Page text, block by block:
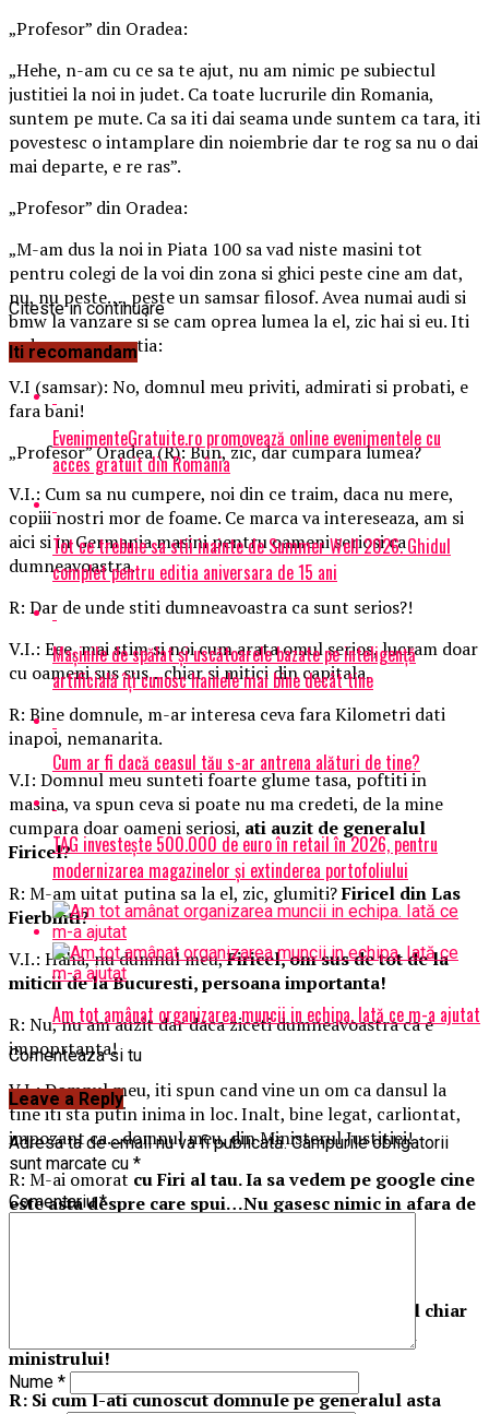
„Profesor” din Oradea:
„Hehe, n-am cu ce sa te ajut, nu am nimic pe subiectul
justitiei la noi in judet. Ca toate lucrurile din Romania,
suntem pe mute. Ca sa iti dai seama unde suntem ca tara, iti
povestesc o intamplare din noiembrie dar te rog sa nu o dai
mai departe, e re ras”.
„Profesor” din Oradea:
„M-am dus la noi in Piata 100 sa vad niste masini tot
pentru colegi de la voi din zona si ghici peste cine am dat,
nu, nu peste…, peste un samsar filosof. Avea numai audi si
bmw la vanzare si se cam oprea lumea la el, zic hai si eu. Iti
redau convesrsatia:
V.I (samsar): No, domnul meu priviti, admirati si probati, e
fara bani!
„Profesor” Oradea (R): Bun, zic, dar cumpara lumea?
V.I.: Cum sa nu cumpere, noi din ce traim, daca nu mere,
copiii nostri mor de foame. Ce marca va intereseaza, am si
aici si in Germania masini pentru oameni seriosi ca
dumneavoastra.
R: Dar de unde stiti dumneavoastra ca sunt serios?!
V.I.: Eee, mai stim si noi cum arata omul serios, lucram doar
cu oameni sus sus…chiar si mitici din capitala.
R: Bine domnule, m-ar interesa ceva fara Kilometri dati
inapoi, nemanarita.
V.I: Domnul meu sunteti foarte glume tasa, poftiti in
masina, va spun ceva si poate nu ma credeti, de la mine
cumpara doar oameni seriosi, ati auzit de generalul
Firicel?
R: M-am uitat putina sa la el, zic, glumiti?Firicel din Las
Fierbinti?
V.I.: Haha, nu dumnul meu,Firicel, om sus de tot de la
miticii de la Bucuresti, persoana importanta!
R: Nu, nu am auzit dar daca ziceti dumneavoastra ca e
impoprtanta!
V.I.: Domnul meu, iti spun cand vine un om ca dansul la
tine iti sta putin inima in loc. Inalt, bine legat, carliontat,
impozant ca…domnul meu, din Ministerul Justitiei!
R: M-ai omorat cu Firi al tau. Ia sa vedem pe google cine
este asta despre care spui…Nu gasesc nimic in afara de
Mi-a cam batut inima, vorba samsarului, omul chiar
este important in Ministerul Justitiei, consilierul
ministrului!
R: Si cum l-ati cunoscut domnule pe generalul asta
Citeste in continuare
Iti recomandam
EvenimenteGratuite.ro promovează online evenimentele cu
acces gratuit din România
Tot ce trebuie sa stii inainte de Summer Well 2026. Ghidul
complet pentru editia aniversara de 15 ani
Mașinile de spălat și uscătoarele bazate pe inteligență
artificială îți cunosc hainele mai bine decât tine
Cum ar fi dacă ceasul tău s-ar antrena alături de tine?
TAG investește 500.000 de euro în retail în 2026, pentru
modernizarea magazinelor și extinderea portofoliului
Am tot amânat organizarea muncii in echipa. Iată ce m-a ajutat
Comenteaza si tu
Leave a Reply
Adresa ta de email nu va fi publicată. Câmpurile obligatorii
sunt marcate cu *
Comentariu*
Nume *